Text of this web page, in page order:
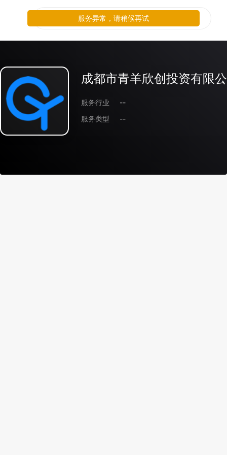
成都市青羊欣创投资有限
服务行业
--
服务类型
--
服务异常，请稍候再试